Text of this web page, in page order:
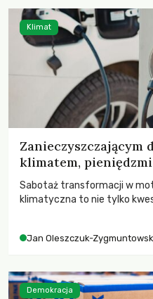
Zanieczyszczającym
klimatem, pieniędzmi
Sabotaż transformacji w
klimatyczna to nie tylko
Jan Oleszczuk-
Klimat
Demokracja